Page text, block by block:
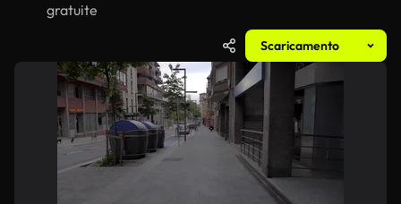
gratuite
Scaricamento